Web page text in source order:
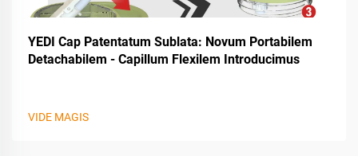
YEDI Cap Patentatum Sublata: Novum Portabilem
Detachabilem - Capillum Flexilem Introducimus
VIDE MAGIS